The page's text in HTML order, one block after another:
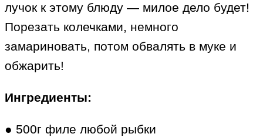
лучок к этому блюду — милое дело будет!
Порезать колечками, немного
замариновать, потом обвалять в муке и
обжарить!
Ингредиенты:
● 500г филе любой рыбки